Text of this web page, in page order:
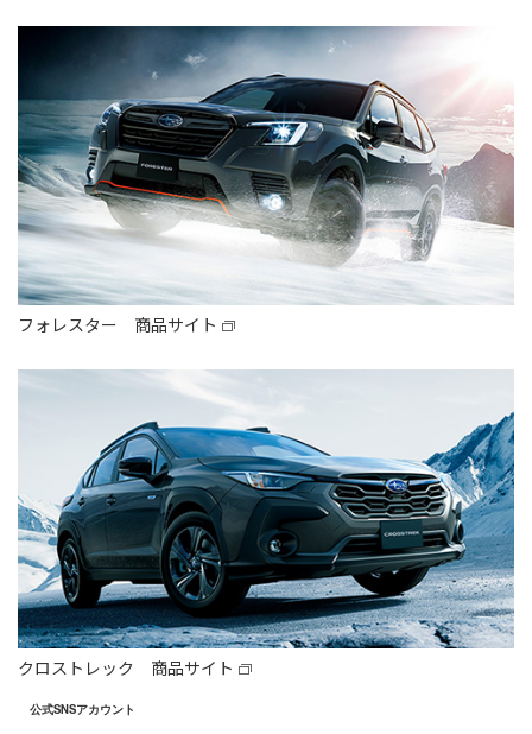
フォレスター 商品サイト
クロストレック 商品サイト
公式SNSアカウント